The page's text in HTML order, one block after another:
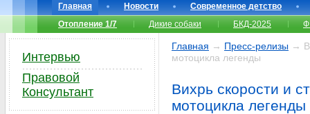
Главная Новости
Современное детство
Отопление 1/7
Дикие собаки БКД-2025
Главная → Пресс-релизы →
мотоцикла легенды
Вихрь скорости и
мотоцикла легенды
Интервью
Правовой
Консультант